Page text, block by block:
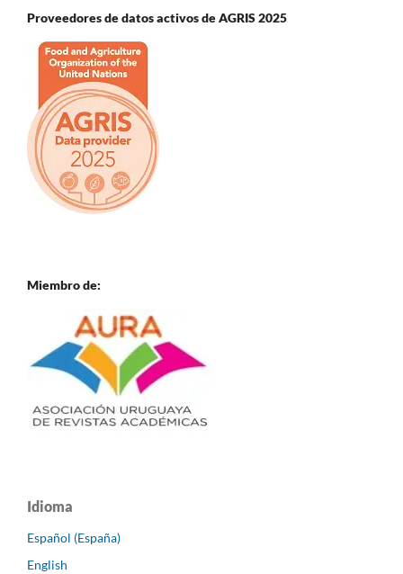
Proveedores de datos activos de AGRIS 2025
Miembro de:
Idioma
Español (España)
English